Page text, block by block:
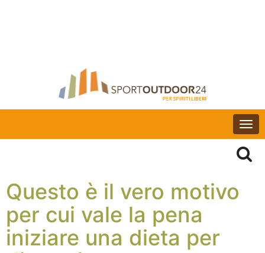
Questo è il vero motivo
per cui vale la pena
iniziare una dieta per